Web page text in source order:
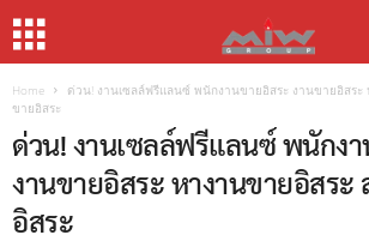
Home
ด่วน! งานเซลล์ฟรีแลนซ์ พนักงานขายอิสระ งานขายอิสร
ขายอิสระ
ด่วน! งานเซลล์ฟรีแลนซ์ พนักง
งานขายอิสระ หางานขายอิสระ
อิสระ